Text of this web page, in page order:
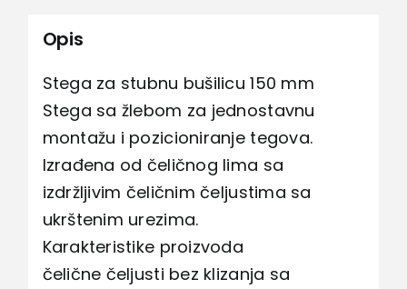
Opis
Stega za stubnu bušilicu 150 mm
Stega sa žlebom za jednostavnu
montažu i pozicioniranje tegova.
Izrađena od čeličnog lima sa
izdržljivim čeličnim čeljustima sa
ukrštenim urezima.
Karakteristike proizvoda
čelične čeljusti bez klizanja sa